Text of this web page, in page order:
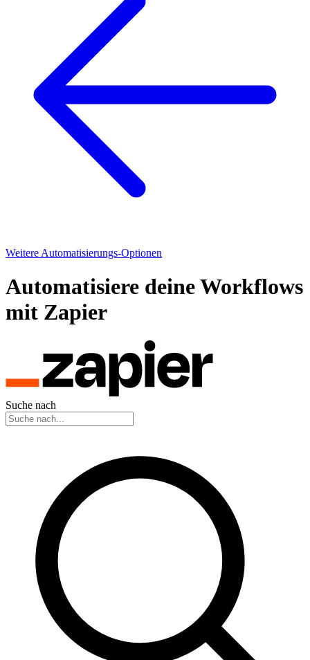
Weitere Automatisierungs-Optionen
Automatisiere deine Workflows
mit Zapier
Suche nach